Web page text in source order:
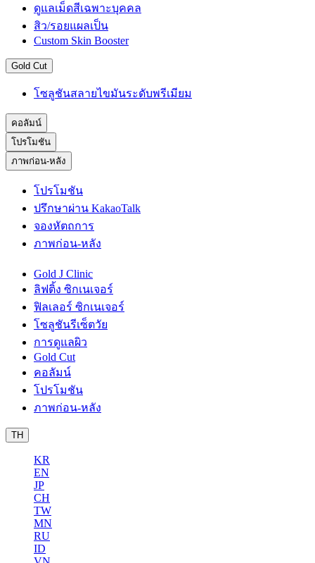
ดูแลเม็ดสีเฉพาะบุคคล
สิว/รอยแผลเป็น
Custom Skin Booster
Gold Cut
โซลูชันสลายไขมันระดับพรีเมียม
คอลัมน์
โปรโมชัน
ภาพก่อน-หลัง
โปรโมชัน
ปรึกษาผ่าน KakaoTalk
จองหัตถการ
ภาพก่อน-หลัง
Gold J Clinic
ลิฟติ้ง ซิกเนเจอร์
ฟิลเลอร์ ซิกเนเจอร์
โซลูชันรีเซ็ตวัย
การดูแลผิว
Gold Cut
คอลัมน์
โปรโมชัน
ภาพก่อน-หลัง
TH
KR
EN
JP
CH
TW
MN
RU
ID